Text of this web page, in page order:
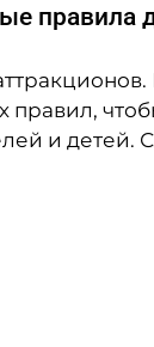
правила
и детей.